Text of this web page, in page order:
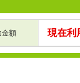
金額 現在利